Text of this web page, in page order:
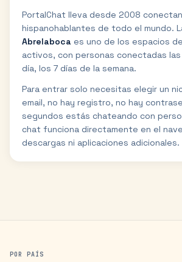
PortalChat lleva desde 2008
hispanohablantes de todo el mundo.
Abrelaboca es uno de los espacios
activos, con personas conectadas
día, los 7 días de la semana.
Para entrar solo necesitas elegir un
email, no hay registro, no hay
segundos estás chateando con
chat funciona directamente en el
descargas ni aplicaciones adicionales.
POR PAÍS